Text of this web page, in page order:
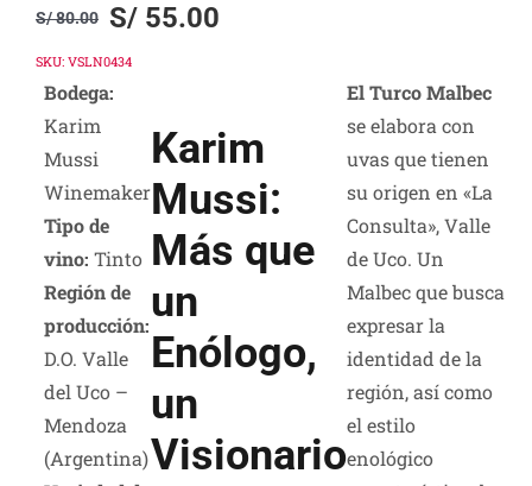
S/80.00
Original
price
was:
S/ 80.00.
S/55.00
Current
price
is:
S/ 55.00.
SKU: VSLN0434
Bodega:
Karim
Mussi
Winemaker
Tipo de
vino: Tinto
Región de
producción:
D.O. Valle
del Uco –
Mendoza
(Argentina)
Karim
Mussi:
Más que
un
Enólogo,
un
Visionario
El Turco Malbec
se elabora con
uvas que tienen
su origen en «La
Consulta», Valle
de Uco. Un
Malbec que busca
expresar la
identidad de la
región, así como
el estilo
enológico